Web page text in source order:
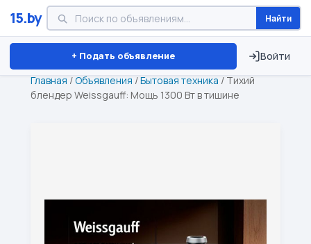
15.by Найти
+ Подать объявление Войти
Минск Витебск Брест ⏱ ТОЛЬКО 15 ДНЕЙ
Главная /Объявления /Бытовая техника / Тихий
блендер Weissgauff: Мощь 1300 Вт в тишине